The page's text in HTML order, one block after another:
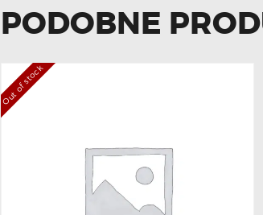
PODOBNE
Out of stock